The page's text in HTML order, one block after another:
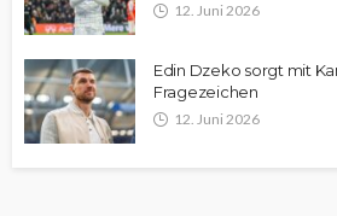
12. Juni 2026
Edin Dzeko sorgt mit
Fragezeichen
12. Juni 2026